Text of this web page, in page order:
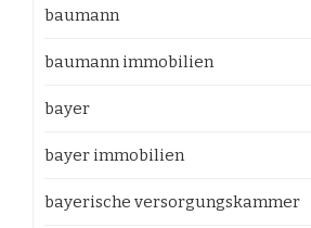
baumann
baumann immobilien
bayer
bayer immobilien
bayerische versorgungskammer